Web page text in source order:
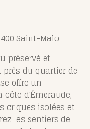
Saint-Malo
préservé et
du quartier de
offre un
d'Émeraude,
criques isolées et
les sentiers de